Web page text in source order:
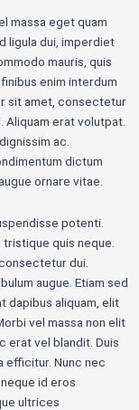
massa eget quam
ligula dui, imperdiet
mauris, quis
enim interdum
sit amet, consectetur
Aliquam erat volutpat.
ac.
dictum
ornare vitae.
potenti.
quis neque.
dui.
augue. Etiam sed
dapibus aliquam, elit
vel massa non elit
erat vel blandit. Duis
efficitur. Nunc nec
id eros
ultrices